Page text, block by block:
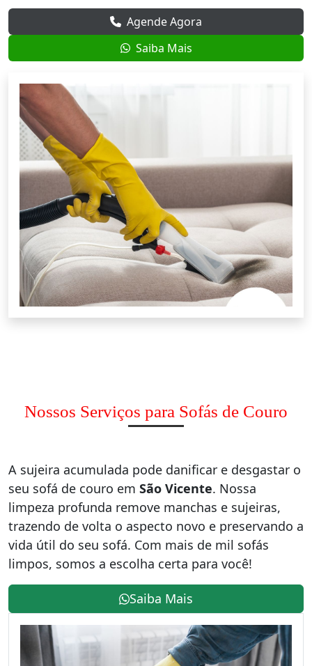
Agende Agora
Saiba Mais
Nossos Serviços para Sofás de Couro
A sujeira acumulada pode danificar e desgastar o
seu sofá de couro em São Vicente. Nossa
limpeza profunda remove manchas e sujeiras,
trazendo de volta o aspecto novo e preservando a
vida útil do seu sofá. Com mais de mil sofás
limpos, somos a escolha certa para você!
Saiba Mais